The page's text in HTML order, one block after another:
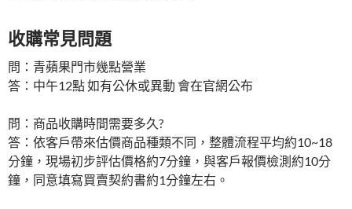
收購常見問題
問：青蘋果門市幾點營業
答：中午12點 如有公休或異動 會在官網公布
問：商品收購時間需要多久?
答：依客戶帶來估價商品種類不同，整體流程平均約10~18
分鐘，現場初步評估價格約7分鐘，與客戶報價檢測約10分
鐘，同意填寫買賣契約書約1分鐘左右。